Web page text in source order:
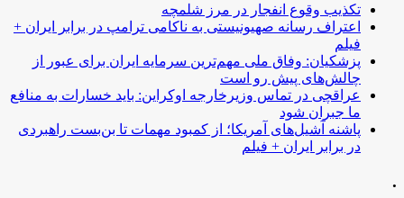
تکذیب وقوع انفجار در مرز شلمچه
اعتراف رسانه صهیونیستی به ناکامی ترامپ در برابر ایران +
فیلم
پزشکیان: وفاق ملی مهم‌ترین سرمایه ایران برای عبور از
چالش‌های پیش رو است
عراقچی در تماس وزیرخارجه اوکراین: باید خسارات به منافع
ما جبران شود
پاشنه آشیل‌های آمریکا؛ از کمبود مهمات تا بن‌بست راهبردی
در برابر ایران + فیلم
.